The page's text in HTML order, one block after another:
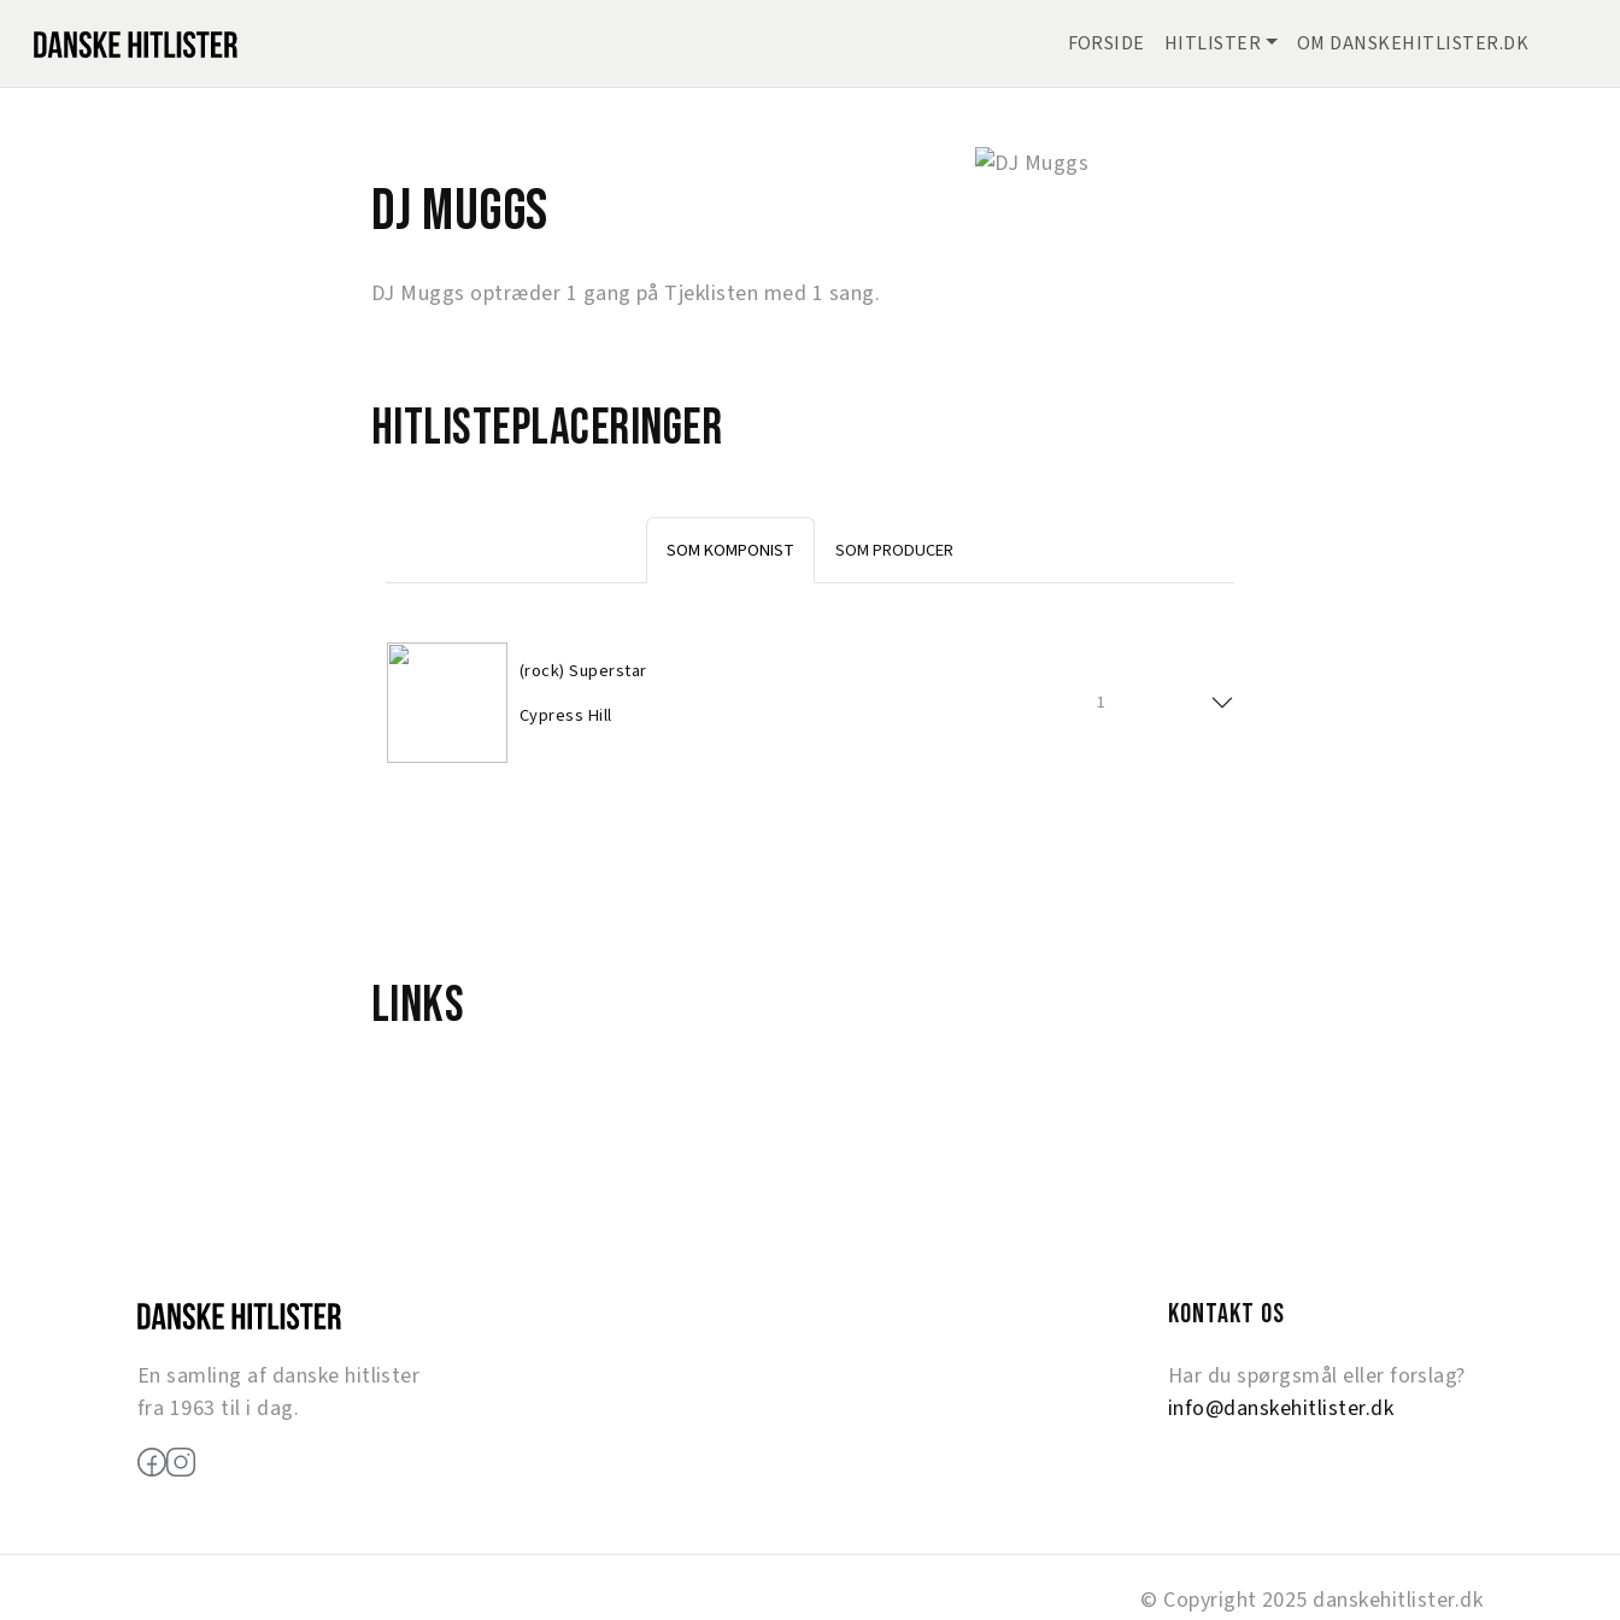
FORSIDE HITLISTER OM DANSKEHITLISTER.DK
DJ Muggs
DJ Muggs optræder 1 gang på Tjeklisten med 1 sang.
Hitlisteplaceringer
SOM KOMPONIST SOM PRODUCER
(rock) Superstar
Cypress Hill
1
Links
En samling af danske hitlister
fra 1963 til i dag.
KONTAKT OS
Har du spørgsmål eller forslag?
info@danskehitlister.dk
© Copyright 2025 danskehitlister.dk